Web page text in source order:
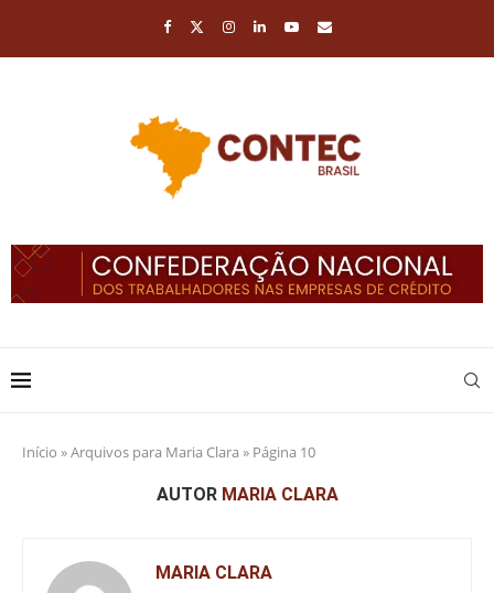
Início »Arquivos para Maria Clara » Página 10
AUTOR MARIA CLARA
MARIA CLARA